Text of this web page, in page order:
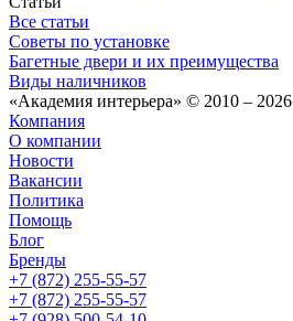
Все статьи
Советы по установке
Багетные двери и их преимущества
Виды наличников
«Академия интерьера» © 2010 – 2026
Компания
О компании
Новости
Вакансии
Политика
Помощь
Блог
Бренды
+7 (872) 255-55-57
+7 (872) 255-55-57